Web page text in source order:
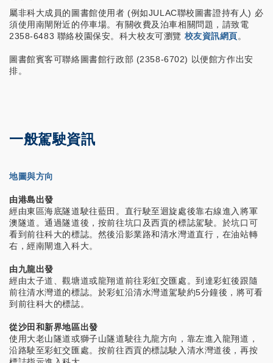
屬非科大成員的圖書館使用者 (例如JULAC聯校圖書證持有人) 必
須使用南閘附近的停車場。有關收費及泊車相關問題，請致電
2358-6483 聯絡校園保安。科大校友可瀏覽 校友資訊網頁 。
圖書館賓客可聯絡圖書館行政部 (2358-6702) 以便館方作出安
排。
一般駕駛資訊
地圖與方向
由港島出發
經由東區海底隧道駛往藍田。直行駛至迴旋處後靠右線進入將軍
澳隧道。通過隧道後，按前往坑口及西貢的標誌駕駛。於坑口可
看到前往科大的標誌。然後沿影業路和清水灣道直行，在油站轉
右，經南閘進入科大。
由九龍出發
經由太子道、觀塘道或龍翔道前往彩虹交匯處。到達彩虹後跟隨
前往清水灣道的標誌。於彩虹沿清水灣道駕駛約5分鐘後，將可看
到前往科大的標誌。
從沙田和新界地區出發
使用大老山隧道或獅子山隧道駛往九龍方向，靠左進入龍翔道，
沿路駛至彩虹交匯處。按前往西貢的標誌駛入清水灣道後，再按